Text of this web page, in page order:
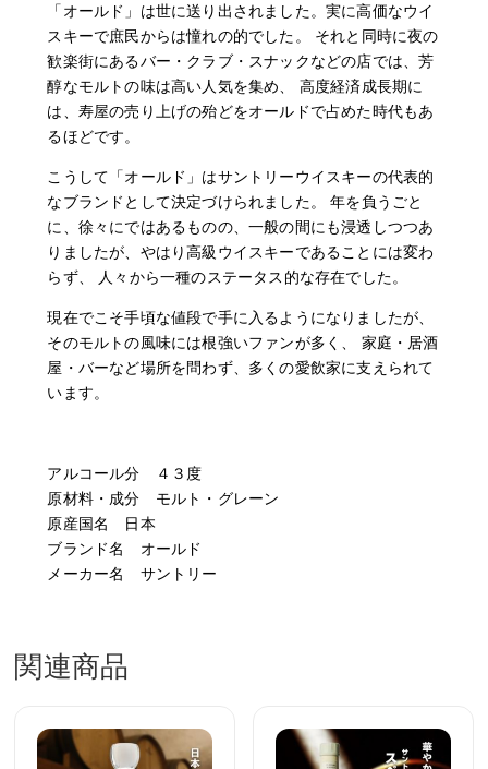
「オールド」は世に送り出されました。実に高価なウイ
スキーで庶民からは憧れの的でした。 それと同時に夜の
歓楽街にあるバー・クラブ・スナックなどの店では、芳
醇なモルトの味は高い人気を集め、 高度経済成長期に
は、寿屋の売り上げの殆どをオールドで占めた時代もあ
るほどです。
こうして「オールド」はサントリーウイスキーの代表的
なブランドとして決定づけられました。 年を負うごと
に、徐々にではあるものの、一般の間にも浸透しつつあ
りましたが、やはり高級ウイスキーであることには変わ
らず、 人々から一種のステータス的な存在でした。
現在でこそ手頃な値段で手に入るようになりましたが、
そのモルトの風味には根強いファンが多く、 家庭・居酒
屋・バーなど場所を問わず、多くの愛飲家に支えられて
います。
アルコール分 ４３度
原材料・成分 モルト・グレーン
原産国名 日本
ブランド名 オールド
メーカー名 サントリー
関連商品